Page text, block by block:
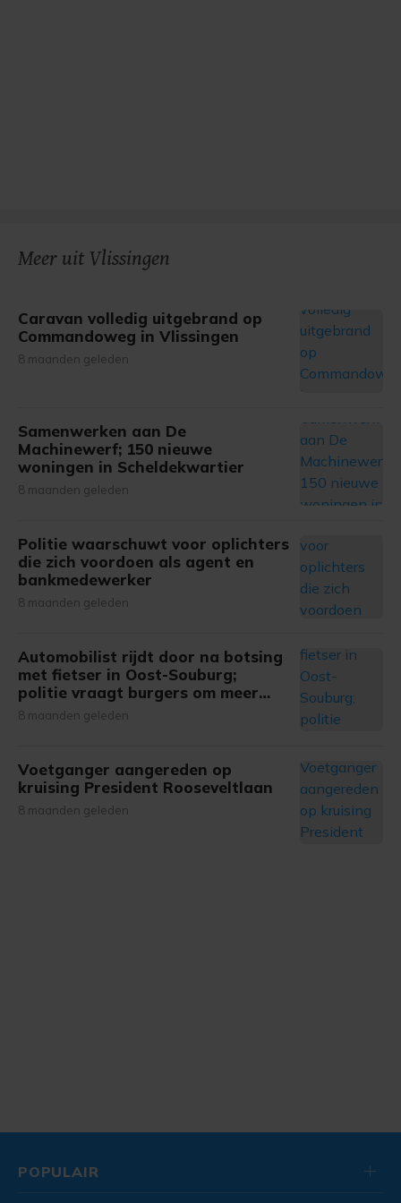
Meer uit Vlissingen
Caravan volledig uitgebrand op
Commandoweg in Vlissingen
8 maanden geleden
Samenwerken aan De
Machinewerf; 150 nieuwe
woningen in Scheldekwartier
8 maanden geleden
Politie waarschuwt voor oplichters
die zich voordoen als agent en
bankmedewerker
8 maanden geleden
Automobilist rijdt door na botsing
met fietser in Oost-Souburg;
politie vraagt burgers om meer
informatie
8 maanden geleden
Voetganger aangereden op
kruising President Rooseveltlaan
8 maanden geleden
POPULAIR